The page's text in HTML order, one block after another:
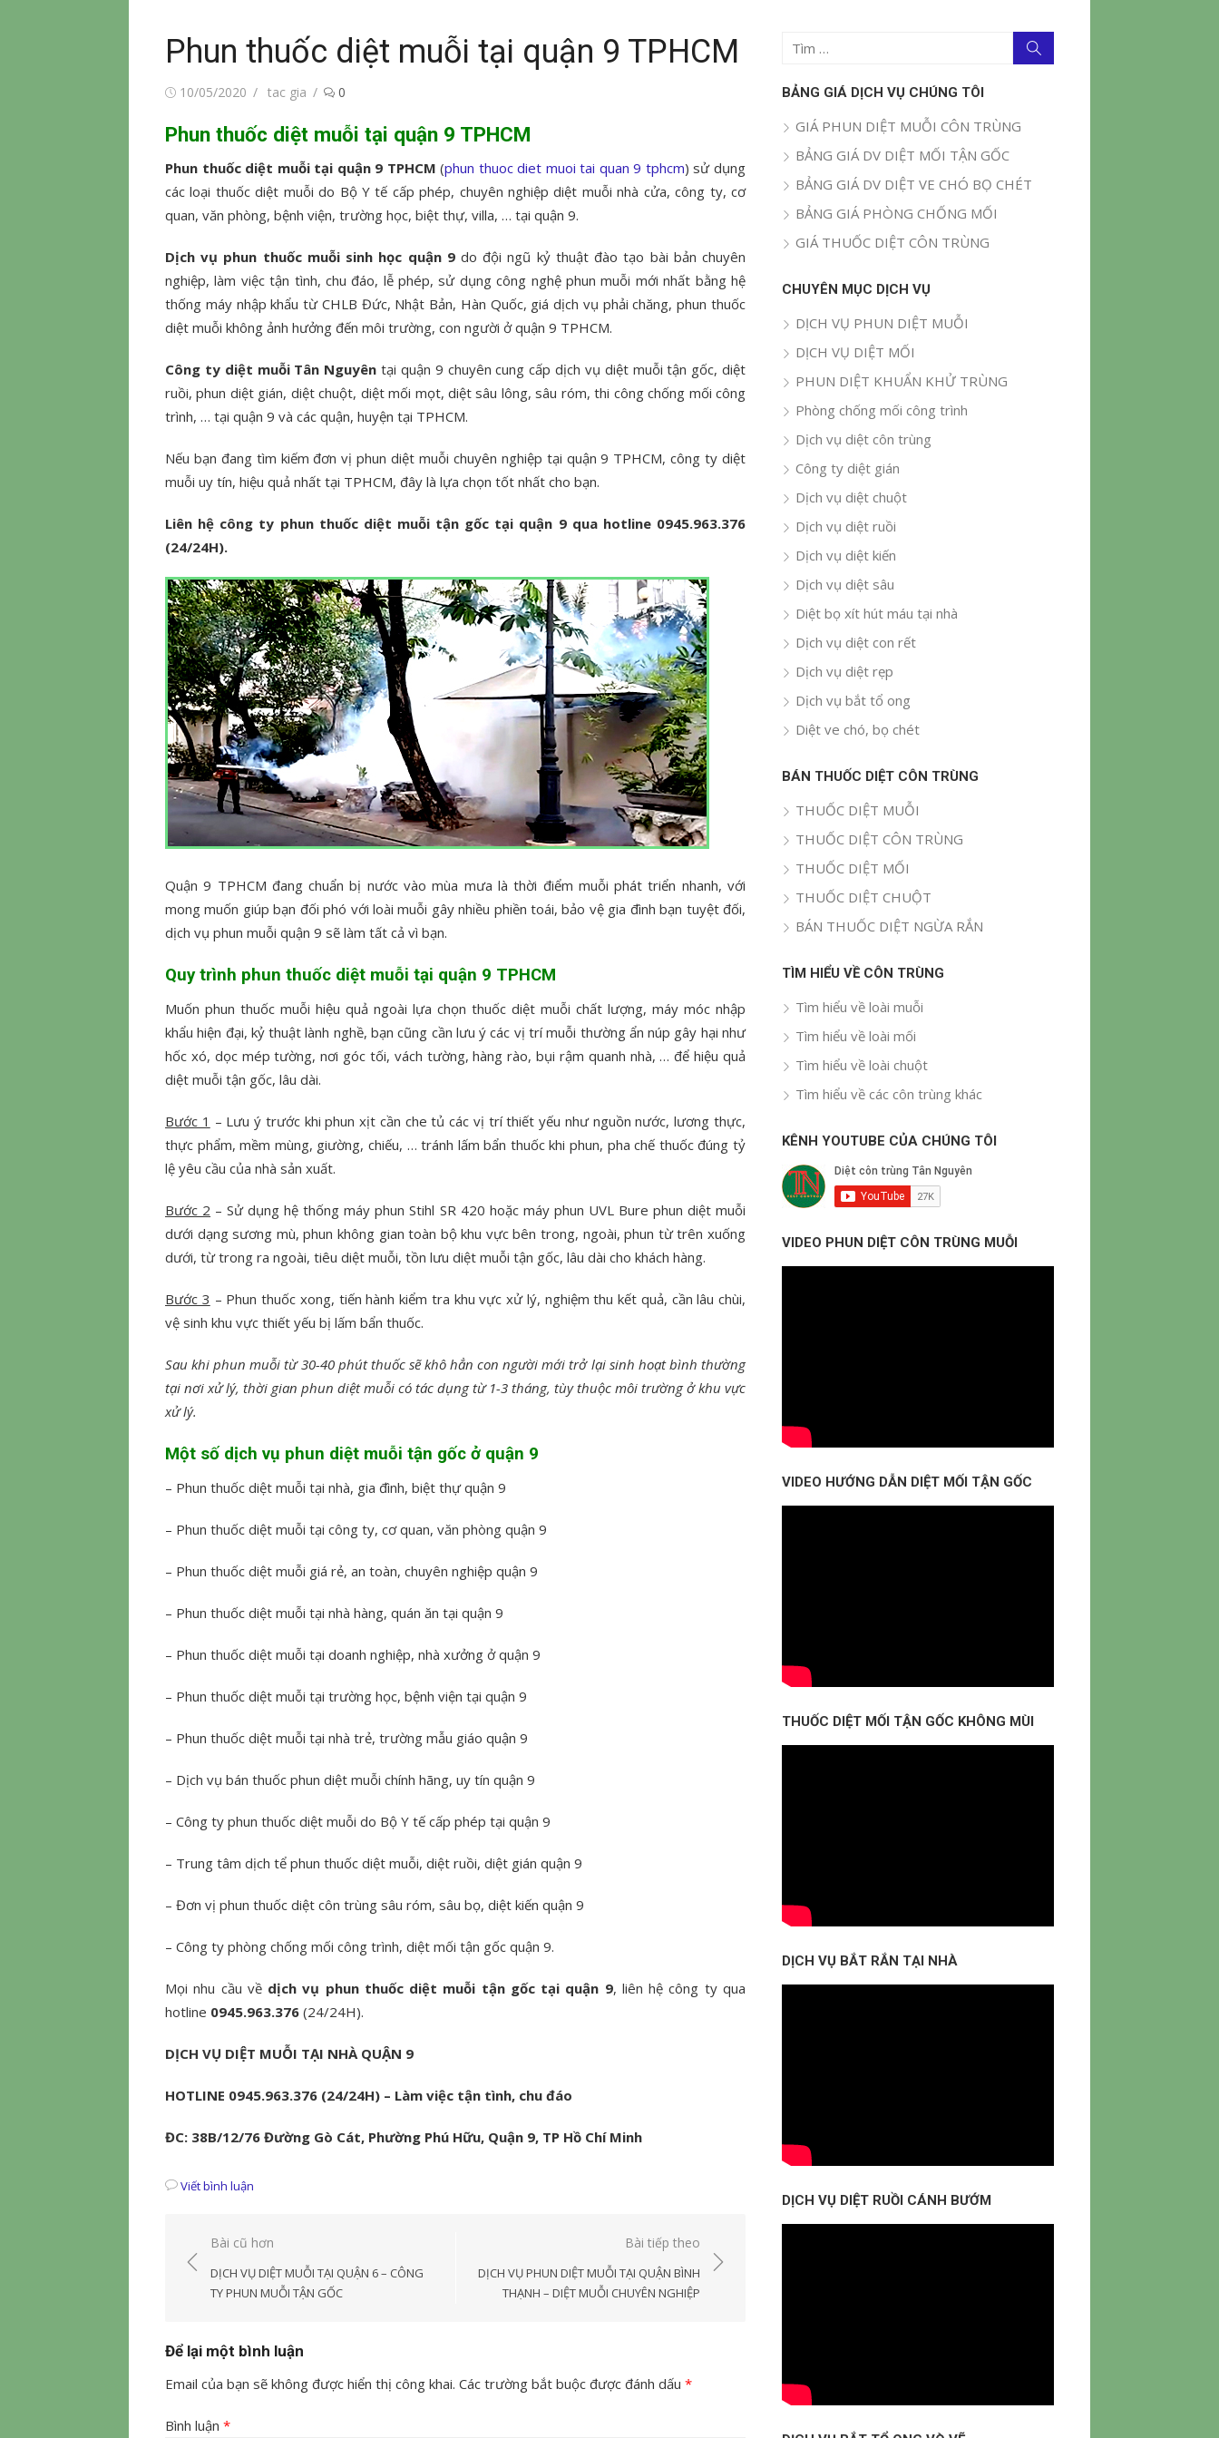
Phun thuốc diệt muỗi tại quận 9 TPHCM
Đăng10/05/2020
Tác
tac gia 0
Phun thuốc diệt muỗi tại quận 9 TPHCM
Phun thuốc diệt muỗi tại quận 9 TPHCM(phun thuoc diet muoi tai quan 9 tphcm) sử dụng
các loại thuốc diệt muỗi do Bộ Y tế cấp phép, chuyên nghiệp diệt muỗi nhà cửa, công ty, cơ
quan, văn phòng, bệnh viện, trường học, biệt thự, villa, … tại quận 9.
Dịch vụ phun thuốc muỗi sinh học quận 9do đội ngũ kỷ thuật đào tạo bài bản chuyên
nghiệp, làm việc tận tình, chu đáo, lễ phép, sử dụng công nghệ phun muỗi mới nhất bằng hệ
thống máy nhập khẩu từ CHLB Đức, Nhật Bản, Hàn Quốc, giá dịch vụ phải chăng, phun thuốc
diệt muỗi không ảnh hưởng đến môi trường, con người ở quận 9 TPHCM.
Công ty diệt muỗi Tân Nguyên tại quận 9 chuyên cung cấp dịch vụ diệt muỗi tận gốc, diệt
ruồi, phun diệt gián, diệt chuột, diệt mối mọt, diệt sâu lông, sâu róm, thi công chống mối công
trình, … tại quận 9 và các quận, huyện tại TPHCM.
Nếu bạn đang tìm kiếm đơn vị phun diệt muỗi chuyên nghiệp tại quận 9 TPHCM, công ty diệt
muỗi uy tín, hiệu quả nhất tại TPHCM, đây là lựa chọn tốt nhất cho bạn.
Liên hệ công ty phun thuốc diệt muỗi tận gốc tại quận 9 qua hotline 0945.963.376
(24/24H).
Quận 9 TPHCM đang chuẩn bị nước vào mùa mưa là thời điểm muỗi phát triển nhanh, với
mong muốn giúp bạn đối phó với loài muỗi gây nhiều phiền toái, bảo vệ gia đình bạn tuyệt đối,
dịch vụ phun muỗi quận 9 sẽ làm tất cả vì bạn.
Quy trình phun thuốc diệt muỗi tại quận 9 TPHCM
Muốn phun thuốc muỗi hiệu quả ngoài lựa chọn thuốc diệt muỗi chất lượng, máy móc nhập
khẩu hiện đại, kỷ thuật lành nghề, bạn cũng cần lưu ý các vị trí muỗi thường ẩn núp gây hại như
hốc xó, dọc mép tường, nơi góc tối, vách tường, hàng rào, bụi rậm quanh nhà, … để hiệu quả
diệt muỗi tận gốc, lâu dài.
Bước 1 – Lưu ý trước khi phun xịt cần che tủ các vị trí thiết yếu như nguồn nước, lương thực,
thực phẩm, mềm mùng, giường, chiếu, … tránh lấm bẩn thuốc khi phun, pha chế thuốc đúng tỷ
lệ yêu cầu của nhà sản xuất.
Bước 2 – Sử dụng hệ thống máy phun Stihl SR 420 hoặc máy phun UVL Bure phun diệt muỗi
dưới dạng sương mù, phun không gian toàn bộ khu vực bên trong, ngoài, phun từ trên xuống
dưới, từ trong ra ngoài, tiêu diệt muỗi, tồn lưu diệt muỗi tận gốc, lâu dài cho khách hàng.
Bước 3 – Phun thuốc xong, tiến hành kiểm tra khu vực xử lý, nghiệm thu kết quả, cần lâu chùi,
vệ sinh khu vực thiết yếu bị lấm bẩn thuốc.
Sau khi phun muỗi từ 30-40 phút thuốc sẽ khô hẳn con người mới trở lại sinh hoạt bình thường
tại nơi xử lý, thời gian phun diệt muỗi có tác dụng từ 1-3 tháng, tùy thuộc môi trường ở khu vực
xử lý.
Một số dịch vụ phun diệt muỗi tận gốc ở quận 9
– Phun thuốc diệt muỗi tại nhà, gia đình, biệt thự quận 9
– Phun thuốc diệt muỗi tại công ty, cơ quan, văn phòng quận 9
– Phun thuốc diệt muỗi giá rẻ, an toàn, chuyên nghiệp quận 9
– Phun thuốc diệt muỗi tại nhà hàng, quán ăn tại quận 9
– Phun thuốc diệt muỗi tại doanh nghiệp, nhà xưởng ở quận 9
– Phun thuốc diệt muỗi tại trường học, bệnh viện tại quận 9
– Phun thuốc diệt muỗi tại nhà trẻ, trường mẫu giáo quận 9
– Dịch vụ bán thuốc phun diệt muỗi chính hãng, uy tín quận 9
– Công ty phun thuốc diệt muỗi do Bộ Y tế cấp phép tại quận 9
– Trung tâm dịch tể phun thuốc diệt muỗi, diệt ruồi, diệt gián quận 9
– Đơn vị phun thuốc diệt côn trùng sâu róm, sâu bọ, diệt kiến quận 9
– Công ty phòng chống mối công trình, diệt mối tận gốc quận 9.
Mọi nhu cầu về dịch vụ phun thuốc diệt muỗi tận gốc tại quận 9, liên hệ công ty qua
hotline 0945.963.376 (24/24H).
DỊCH VỤ DIỆT MUỖI TẠI NHÀ QUẬN 9
HOTLINE 0945.963.376 (24/24H) – Làm việc tận tình, chu đáo
ĐC: 38B/12/76 Đường Gò Cát, Phường Phú Hữu, Quận 9, TP Hồ Chí Minh
Viết bình luận
Điều
hướng
Bài cũ hơn
DỊCH VỤ DIỆT MUỖI TẠI QUẬN 6 – CÔNG
TY PHUN MUỖI TẬN GỐC
Bài tiếp theo
DỊCH VỤ PHUN DIỆT MUỖI TẠI QUẬN BÌNH
THẠNH – DIỆT MUỖI CHUYÊN NGHIỆP
Để lại một bình luận
Email của bạn sẽ không được hiển thị công khai. Các trường bắt buộc được đánh dấu *
Bình luận *
Tìm
quả
kiếm
BẢNG GIÁ DỊCH VỤ CHÚNG TÔI
GIÁ PHUN DIỆT MUỖI CÔN TRÙNG
BẢNG GIÁ DV DIỆT MỐI TẬN GỐC
BẢNG GIÁ DV DIỆT VE CHÓ BỌ CHÉT
BẢNG GIÁ PHÒNG CHỐNG MỐI
GIÁ THUỐC DIỆT CÔN TRÙNG
CHUYÊN MỤC DỊCH VỤ
DỊCH VỤ PHUN DIỆT MUỖI
DỊCH VỤ DIỆT MỐI
PHUN DIỆT KHUẨN KHỬ TRÙNG
Phòng chống mối công trình
Dịch vụ diệt côn trùng
Công ty diệt gián
Dịch vụ diệt chuột
Dịch vụ diệt ruồi
Dịch vụ diệt kiến
Dịch vụ diệt sâu
Diệt bọ xít hút máu tại nhà
Dịch vụ diệt con rết
Dịch vụ diệt rẹp
Dịch vụ bắt tổ ong
Diệt ve chó, bọ chét
BÁN THUỐC DIỆT CÔN TRÙNG
THUỐC DIỆT MUỖI
THUỐC DIỆT CÔN TRÙNG
THUỐC DIỆT MỐI
THUỐC DIỆT CHUỘT
BÁN THUỐC DIỆT NGỪA RẮN
TÌM HIỂU VỀ CÔN TRÙNG
Tìm hiểu về loài muỗi
Tìm hiểu về loài mối
Tìm hiểu về loài chuột
Tìm hiểu về các côn trùng khác
KÊNH YOUTUBE CỦA CHÚNG TÔI
VIDEO PHUN DIỆT CÔN TRÙNG MUỖI
VIDEO HƯỚNG DẪN DIỆT MỐI TẬN GỐC
THUỐC DIỆT MỐI TẬN GỐC KHÔNG MÙI
DỊCH VỤ BẮT RẮN TẠI NHÀ
DỊCH VỤ DIỆT RUỒI CÁNH BƯỚM